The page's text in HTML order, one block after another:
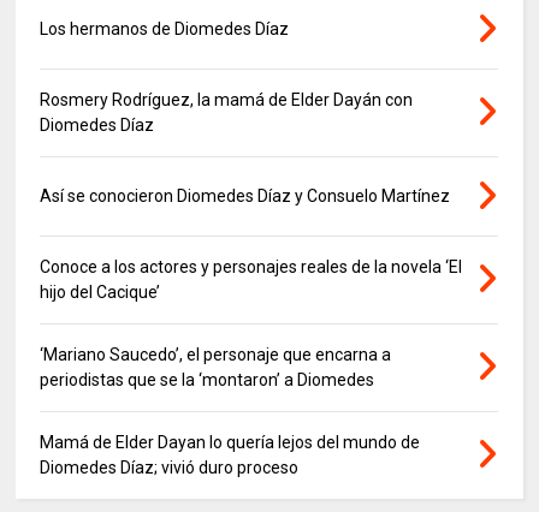
Los hermanos de Diomedes Díaz
Rosmery Rodríguez, la mamá de Elder Dayán con
Diomedes Díaz
Así se conocieron Diomedes Díaz y Consuelo Martínez
Conoce a los actores y personajes reales de la novela ‘El
hijo del Cacique’
‘Mariano Saucedo’, el personaje que encarna a
periodistas que se la ‘montaron’ a Diomedes
Mamá de Elder Dayan lo quería lejos del mundo de
Diomedes Díaz; vivió duro proceso